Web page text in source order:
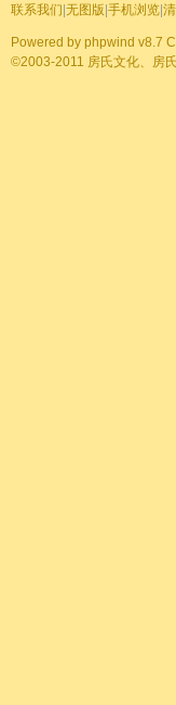
联系我们|无图版|手机浏览|
Powered by phpwind v8.7
©2003-2011 房氏文化、房